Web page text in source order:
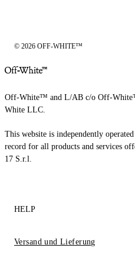
© 2026 OFF-WHITE™
Off-White™ and L/AB c/o Off-
White LLC.
This website is independently
record for all products and services
17 S.r.l.
HELP
Versand und Lieferung